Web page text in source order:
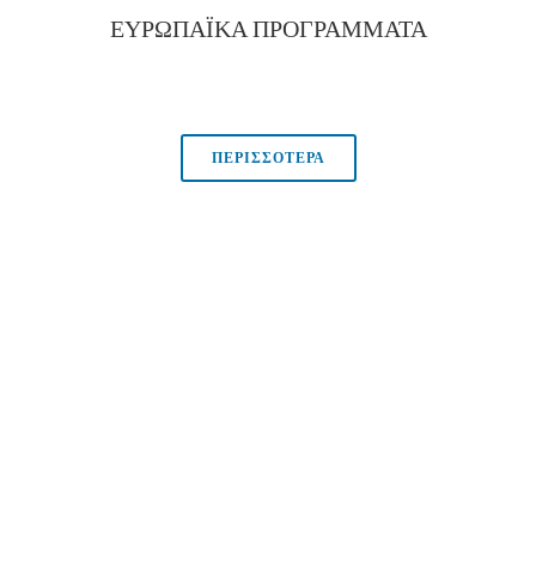
ΕΥΡΩΠΑΪΚΑ ΠΡΟΓΡΑΜΜΑΤΑ
ΠΕΡΙΣΣΟΤΕΡΑ